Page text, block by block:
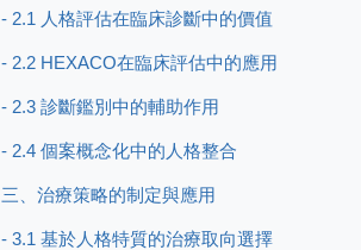
- 2.1 人格評估在臨床診斷中的價值
- 2.2 HEXACO在臨床評估中的應用
- 2.3 診斷鑑別中的輔助作用
- 2.4 個案概念化中的人格整合
三、治療策略的制定與應用
- 3.1 基於人格特質的治療取向選擇